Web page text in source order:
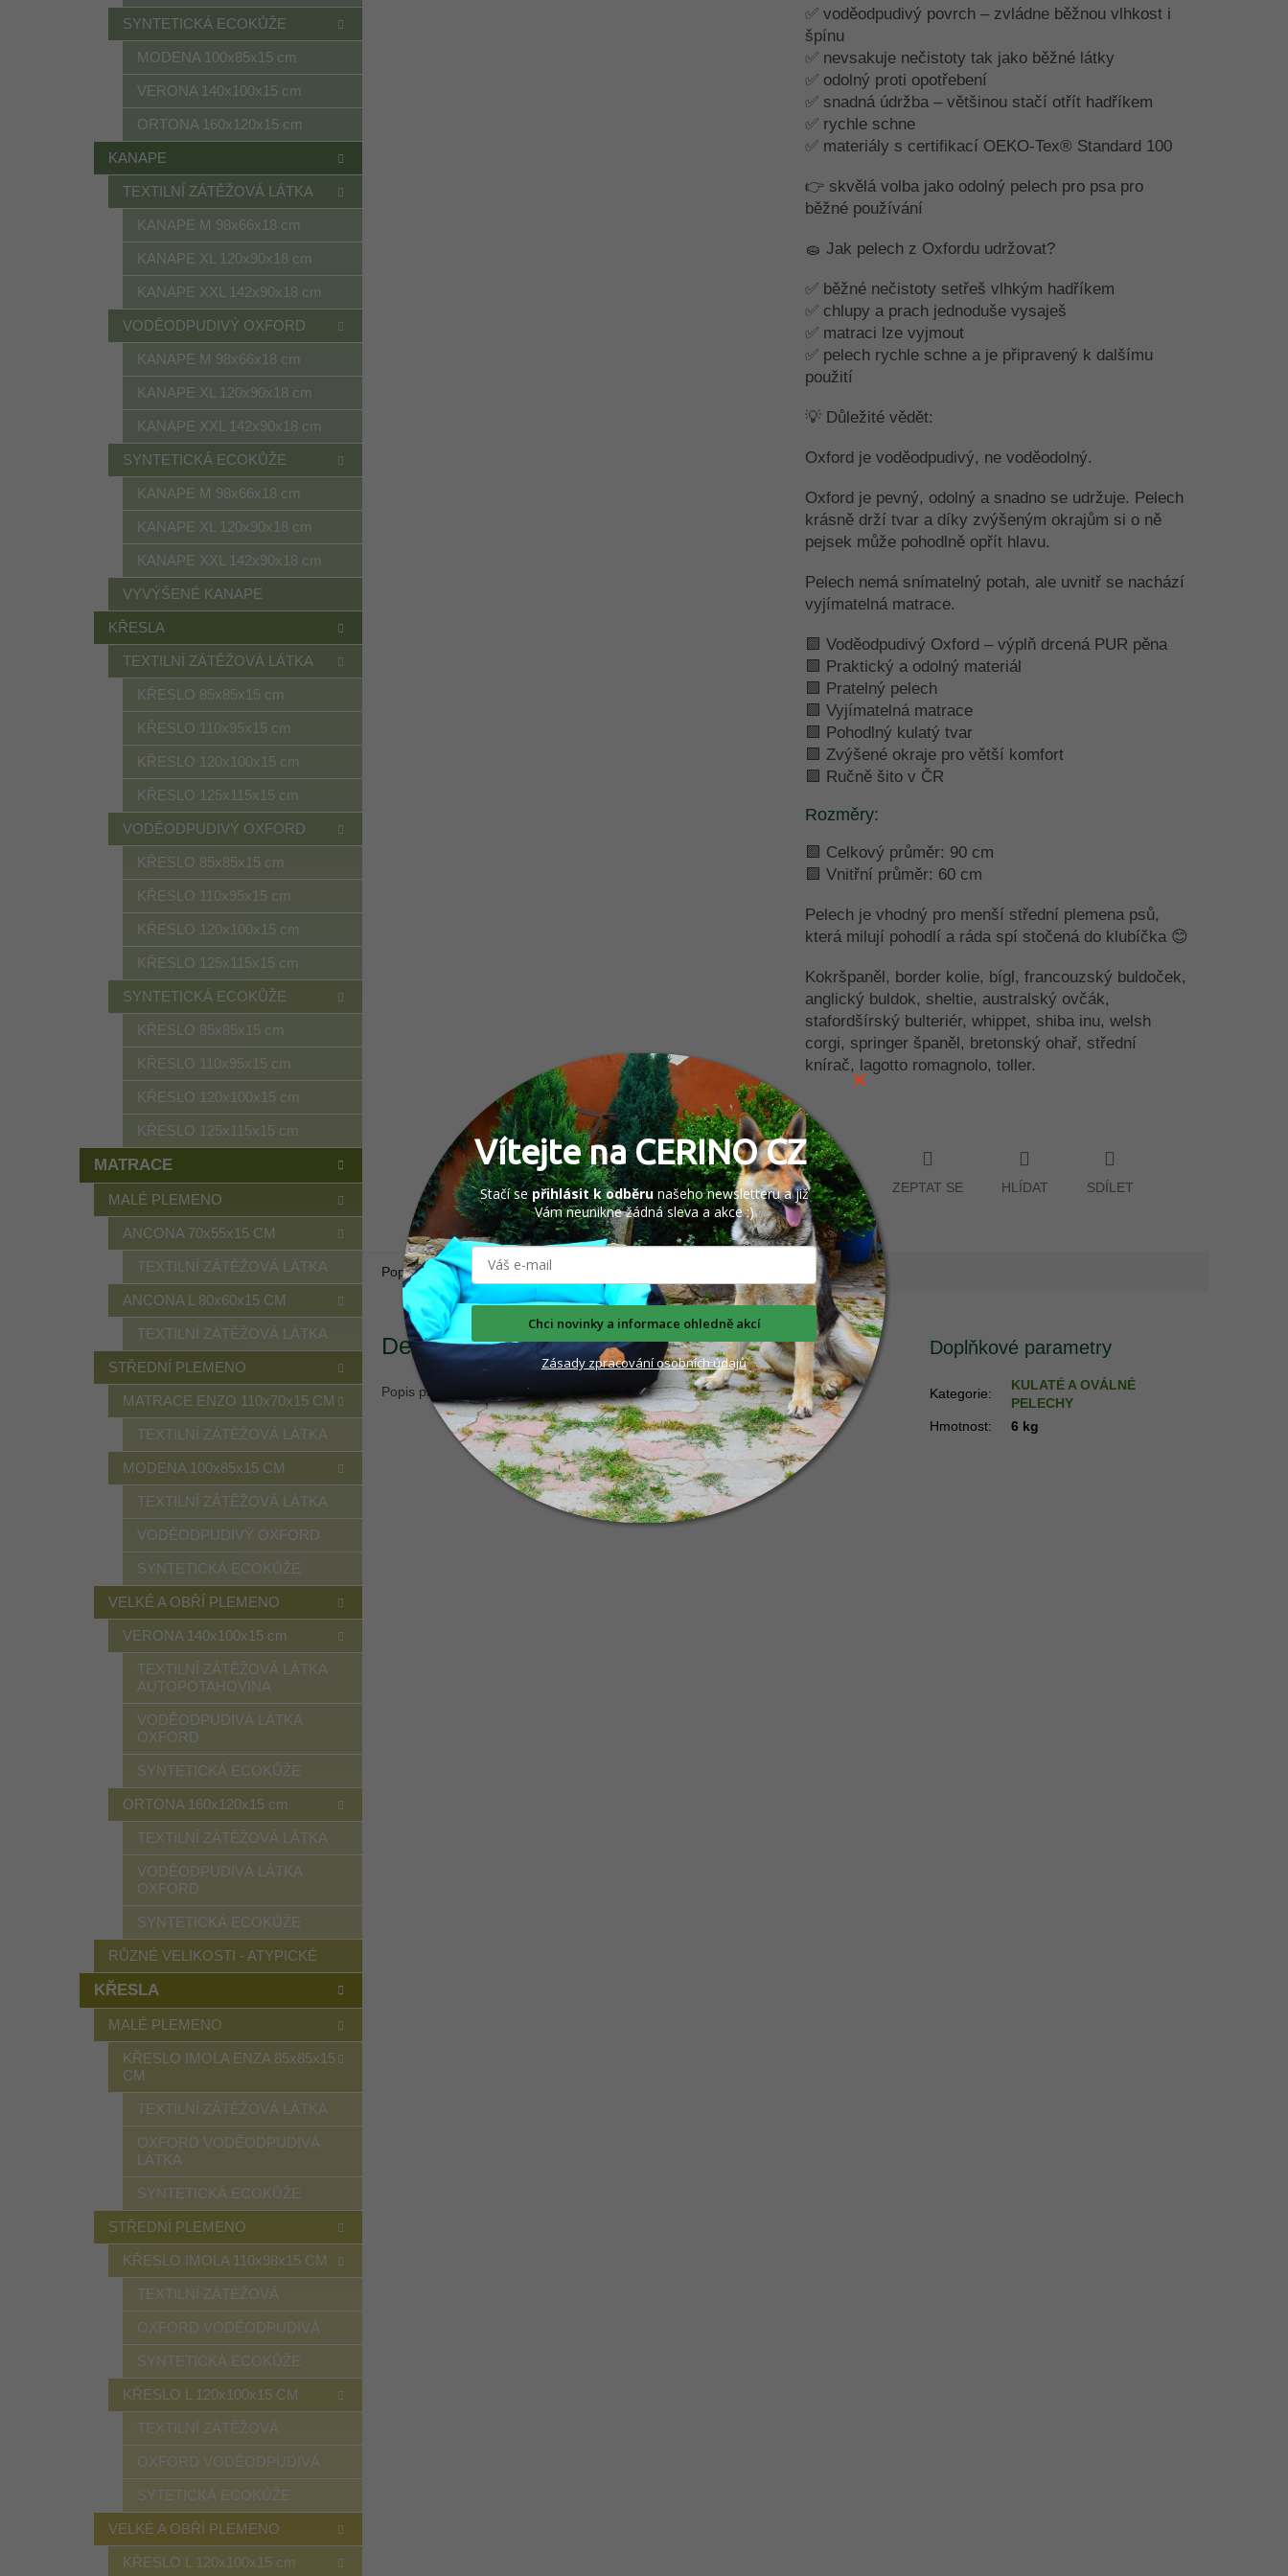
SYNTETICKÁ ECOKŮŽE
MODENA 100x85x15 cm
VERONA 140x100x15 cm
ORTONA 160x120x15 cm
KANAPE
TEXTILNÍ ZÁTĚŽOVÁ LÁTKA
KANAPE M 98x66x18 cm
KANAPE XL 120x90x18 cm
KANAPE XXL 142x90x18 cm
VODĚODPUDIVÝ OXFORD
KANAPE M 98x66x18 cm
KANAPE XL 120x90x18 cm
KANAPE XXL 142x90x18 cm
SYNTETICKÁ ECOKŮŽE
KANAPE M 98x66x18 cm
KANAPE XL 120x90x18 cm
KANAPE XXL 142x90x18 cm
VYVÝŠENÉ KANAPE
KŘESLA
TEXTILNÍ ZÁTĚŽOVÁ LÁTKA
KŘESLO 85x85x15 cm
KŘESLO 110x95x15 cm
KŘESLO 120x100x15 cm
KŘESLO 125x115x15 cm
VODĚODPUDIVÝ OXFORD
KŘESLO 85x85x15 cm
KŘESLO 110x95x15 cm
KŘESLO 120x100x15 cm
KŘESLO 125x115x15 cm
SYNTETICKÁ ECOKŮŽE
KŘESLO 85x85x15 cm
KŘESLO 110x95x15 cm
KŘESLO 120x100x15 cm
KŘESLO 125x115x15 cm
MATRACE
MALÉ PLEMENO
ANCONA 70x55x15 CM
TEXTILNÍ ZÁTĚŽOVÁ LÁTKA
ANCONA L 80x60x15 CM
TEXTILNÍ ZÁTĚŽOVÁ LÁTKA
STŘEDNÍ PLEMENO
MATRACE ENZO 110x70x15 CM
TEXTILNÍ ZÁTĚŽOVÁ LÁTKA
MODENA 100x85x15 CM
TEXTILNÍ ZÁTĚŽOVÁ LÁTKA
VODĚODPUDIVÝ OXFORD
SYNTETICKÁ ECOKŮŽE
VELKÉ A OBŘÍ PLEMENO
VERONA 140x100x15 cm
TEXTILNÍ ZÁTĚŽOVÁ LÁTKA
AUTOPOTAHOVINA
VODĚODPUDIVÁ LÁTKA
OXFORD
SYNTETICKÁ ECOKŮŽE
ORTONA 160x120x15 cm
TEXTILNÍ ZÁTĚŽOVÁ LÁTKA
VODĚODPUDIVÁ LÁTKA
OXFORD
SYNTETICKÁ ECOKŮŽE
RŮZNÉ VELIKOSTI - ATYPICKÉ
KŘESLA
MALÉ PLEMENO
KŘESLO IMOLA ENZA 85x85x15
CM
TEXTILNÍ ZÁTĚŽOVÁ LÁTKA
OXFORD VODĚODPUDIVÁ
LÁTKA
SYNTETICKÁ ECOKŮŽE
STŘEDNÍ PLEMENO
KŘESLO IMOLA 110x98x15 CM
TEXTILNÍ ZÁTĚŽOVÁ
OXFORD VODĚODPUDIVÁ
SYNTETICKÁ ECOKŮŽE
KŘESLO L 120x100x15 CM
TEXTILNÍ ZÁTĚŽOVÁ
OXFORD VODĚODPUDIVÁ
SYTETICKÁ ECOKŮŽE
VELKÉ A OBŘÍ PLEMENO
KŘESLO L 120x100x15 cm
✅ voděodpudivý povrch – zvládne běžnou vlhkost i
špínu
✅ nevsakuje nečistoty tak jako běžné látky
✅ odolný proti opotřebení
✅ snadná údržba – většinou stačí otřít hadříkem
✅ rychle schne
✅ materiály s certifikací OEKO-Tex® Standard 100
👉 skvělá volba jako odolný pelech pro psa pro
běžné používání
🧽 Jak pelech z Oxfordu udržovat?
✅ běžné nečistoty setřeš vlhkým hadříkem
✅ chlupy a prach jednoduše vysaješ
✅ matraci lze vyjmout
✅ pelech rychle schne a je připravený k dalšímu
použití
💡 Důležité vědět:
Oxford je voděodpudivý, ne voděodolný.
Oxford je pevný, odolný a snadno se udržuje. Pelech
krásně drží tvar a díky zvýšeným okrajům si o ně
pejsek může pohodlně opřít hlavu.
Pelech nemá snímatelný potah, ale uvnitř se nachází
vyjímatelná matrace.
🟩 Voděodpudivý Oxford – výplň drcená PUR pěna
🟩 Praktický a odolný materiál
🟩 Pratelný pelech
🟩 Vyjímatelná matrace
🟩 Pohodlný kulatý tvar
🟩 Zvýšené okraje pro větší komfort
🟩 Ručně šito v ČR
Rozměry:
🟩 Celkový průměr: 90 cm
🟩 Vnitřní průměr: 60 cm
Pelech je vhodný pro menší střední plemena psů,
která milují pohodlí a ráda spí stočená do klubíčka 😊
Kokršpaněl, border kolie, bígl, francouzský buldoček,
anglický buldok, sheltie, australský ovčák,
stafordšírský bulteriér, whippet, shiba inu, welsh
corgi, springer španěl, bretonský ohař, střední
knírač, lagotto romagnolo, toller.
TISK ZEPTAT SE HLÍDAT SDÍLET
Popis Diskuze
Detailní popis produktu
Popis produktu není dostupný
Doplňkové parametry
Kategorie:
KULATÉ A OVÁLNÉ
PELECHY
Hmotnost: 6 kg
Vítejte na CERINO CZ
Stačí sepřihlásit k odběrunašeho newsletteru a již
Vám neunikne žádná sleva a akce :)
Chci novinky a informace ohledně akcí
Zásady zpracováníosobních údajů